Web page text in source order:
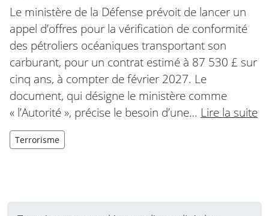
Le ministère de la Défense prévoit de lancer un
appel d’offres pour la vérification de conformité
des pétroliers océaniques transportant son
carburant, pour un contrat estimé à 87 530 £ sur
cinq ans, à compter de février 2027. Le
document, qui désigne le ministère comme
« l’Autorité », précise le besoin d’une… Lire la suite
Terrorisme